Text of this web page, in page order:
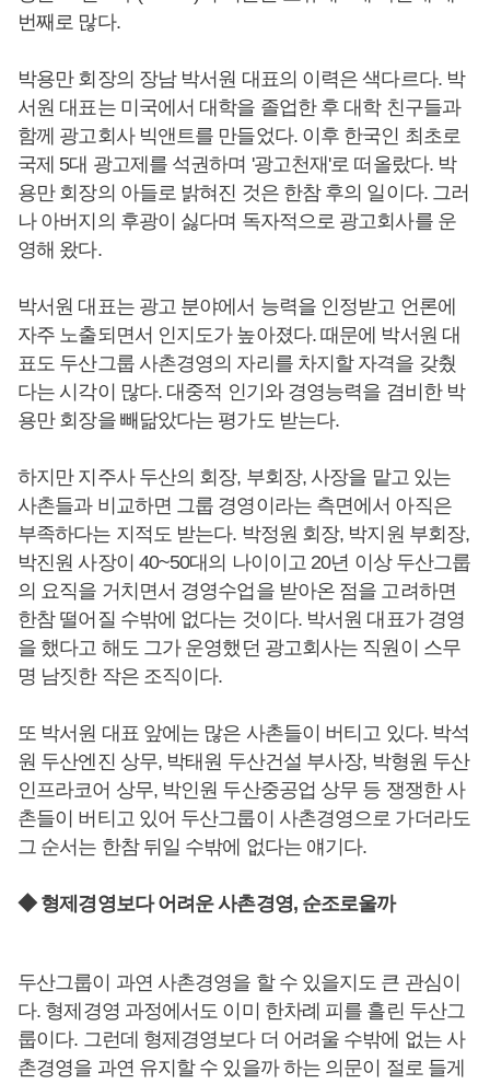
번째로 많다.
박용만 회장의 장남 박서원 대표의 이력은 색다르다. 박
서원 대표는 미국에서 대학을 졸업한 후 대학 친구들과
함께 광고회사 빅앤트를 만들었다. 이후 한국인 최초로
국제 5대 광고제를 석권하며 '광고천재'로 떠올랐다. 박
용만 회장의 아들로 밝혀진 것은 한참 후의 일이다. 그러
나 아버지의 후광이 싫다며 독자적으로 광고회사를 운
영해 왔다.
박서원 대표는 광고 분야에서 능력을 인정받고 언론에
자주 노출되면서 인지도가 높아졌다. 때문에 박서원 대
표도 두산그룹 사촌경영의 자리를 차지할 자격을 갖췄
다는 시각이 많다. 대중적 인기와 경영능력을 겸비한 박
용만 회장을 빼닮았다는 평가도 받는다.
하지만 지주사 두산의 회장, 부회장, 사장을 맡고 있는
사촌들과 비교하면 그룹 경영이라는 측면에서 아직은
부족하다는 지적도 받는다. 박정원 회장, 박지원 부회장,
박진원 사장이 40~50대의 나이이고 20년 이상 두산그룹
의 요직을 거치면서 경영수업을 받아온 점을 고려하면
한참 떨어질 수밖에 없다는 것이다. 박서원 대표가 경영
을 했다고 해도 그가 운영했던 광고회사는 직원이 스무
명 남짓한 작은 조직이다.
또 박서원 대표 앞에는 많은 사촌들이 버티고 있다. 박석
원 두산엔진 상무, 박태원 두산건설 부사장, 박형원 두산
인프라코어 상무, 박인원 두산중공업 상무 등 쟁쟁한 사
촌들이 버티고 있어 두산그룹이 사촌경영으로 가더라도
그 순서는 한참 뒤일 수밖에 없다는 얘기다.
◆ 형제경영보다 어려운 사촌경영, 순조로울까
두산그룹이 과연 사촌경영을 할 수 있을지도 큰 관심이
다. 형제경영 과정에서도 이미 한차례 피를 흘린 두산그
룹이다. 그런데 형제경영보다 더 어려울 수밖에 없는 사
촌경영을 과연 유지할 수 있을까 하는 의문이 절로 들게